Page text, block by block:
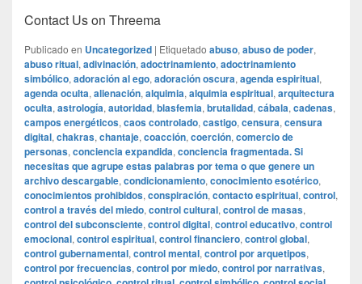
Contact Us on Threema
Publicado en Uncategorized | Etiquetado abuso, abuso de poder,
abuso ritual, adivinación, adoctrinamiento, adoctrinamiento
simbólico, adoración al ego, adoración oscura, agenda espiritual,
agenda oculta, alienación, alquimia, alquimia espiritual, arquitectura
oculta, astrología, autoridad, blasfemia, brutalidad, cábala, cadenas,
campos energéticos, caos controlado, castigo, censura, censura
digital, chakras, chantaje, coacción, coerción, comercio de
personas, conciencia expandida, conciencia fragmentada. Si
necesitas que agrupe estas palabras por tema o que genere un
archivo descargable, condicionamiento, conocimiento esotérico,
conocimientos prohibidos, conspiración, contacto espiritual, control,
control a través del miedo, control cultural, control de masas,
control del subconsciente, control digital, control educativo, control
emocional, control espiritual, control financiero, control global,
control gubernamental, control mental, control por arquetipos,
control por frecuencias, control por miedo, control por narrativas,